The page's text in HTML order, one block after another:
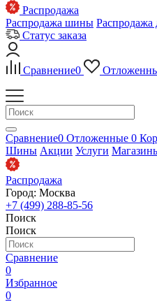
Распродажа
Распродажа шины Распродажа
Статус заказа
Сравнение0
Сравнение0 Отложенные 0
Шины Акции Услуги
Распродажа
Город: Москва
+7 (499) 288-85-56
Поиск
Поиск
Сравнение
0
Избранное
0